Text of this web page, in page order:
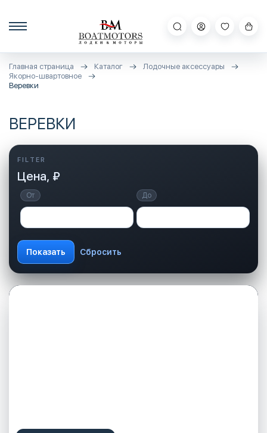
Главная страница Каталог
Лодочные аксессуары
Якорно-швартовное
Веревки
ВЕРЕВКИ
Цена, ₽
От До